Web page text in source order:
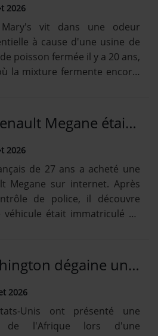
2026
vit dans une odeur
à cause d'une usine de
poisson fermée il y a 20 ans,
la mixture fermente encore.
Sa Renault Megane était immatriculée au nom d'Emmanuel Macron
2026
de 27 ans a acheté une
Megane sur internet. Après
de police, il découvre
véhicule était immatriculé au
Washington dégaine une carte de l'Afrique… qui a tout faux
2026
Unis ont présenté une
de l'Afrique lors d'une